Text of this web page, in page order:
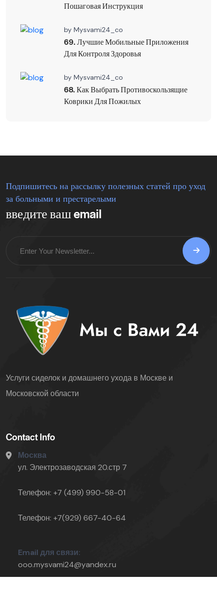
Пошаговая Инструкция
by Mysvami24_co
69. Лучшие Мобильные Приложения
Для Контроля Здоровья
by Mysvami24_co
68. Как Выбрать Противоскользящие
Коврики Для Пожилых
Подпишитесь на рассылку полезных статей про уход
за больными и престарелыми
введите ваш email
Услуги сиделок и домашнего ухода в Москве и
Московской области
Contact Info
Москва
ул. Электрозаводская 20.стр 7
Телефон: +7 (499) 990-58-01
Телефон: +7(929) 667-40-64
Email для связи:
ooo.mysvami24@yandex.ru